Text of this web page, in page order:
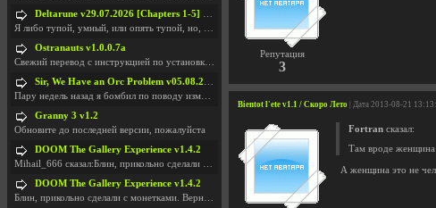
Репутация
3
Bientot l'ete v1.1 / Скоро Лето | Дата 2013-08-21
Fortran сказал:
Там вроде женщина
А женщина это не
Deltarune v29.07.2026 [Chapters 1-5] / + RUS [Chapters 1-5]
Я либо тупой, умный, или опять тупой, но, вроде я
Ostranauts v1.0.0.7a
Свежий перевод с инструкцией по установкеhttps://g
Sir, We Have an Orc Problem v05.08.2026
Пару недель назад я бомбил по поводу изменения мин
Granny 3 v1.2
Обновите до последней версии, пожалуйста
DOOM The Gallery Experience v1.4.2
Mihail_666 сказал:Блин, прикольно сделали с монетк
DOOM The Gallery Experience v1.4.2
Блин, прикольно сделали с монетками. Вернулся в св